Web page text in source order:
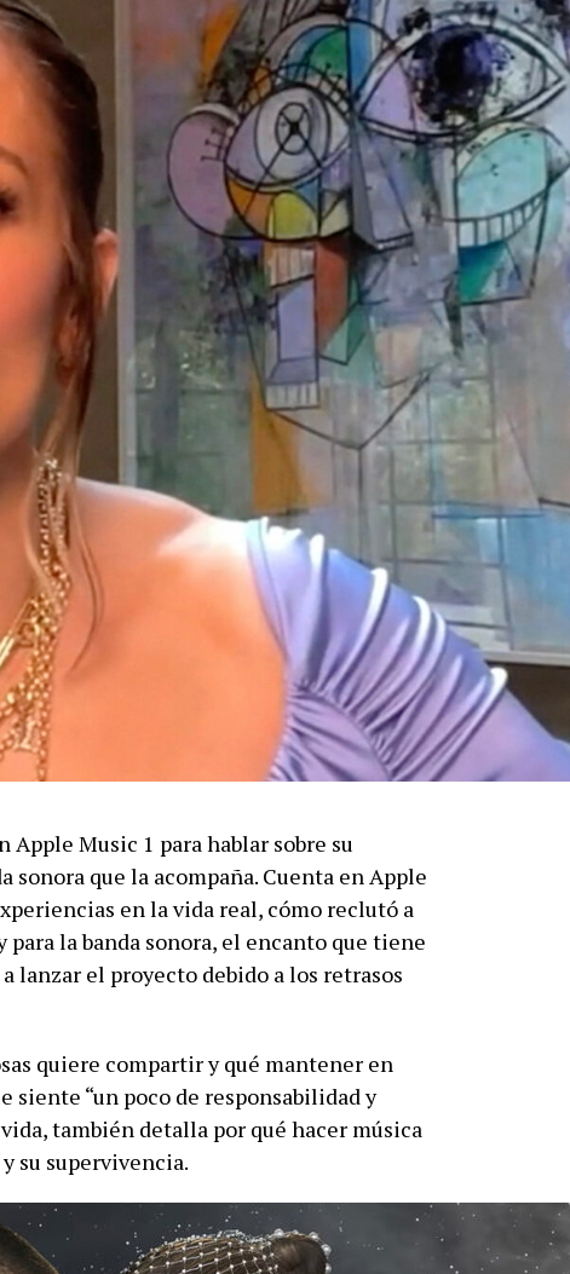
Apple Music 1 para hablar sobre su
sonora que la acompaña. Cuenta en Apple
en la vida real, cómo reclutó a
la banda sonora, el encanto que tiene
lanzar el proyecto debido a los retrasos
quiere compartir y qué mantener en
siente “un poco de responsabilidad y
también detalla por qué hacer música
su supervivencia.